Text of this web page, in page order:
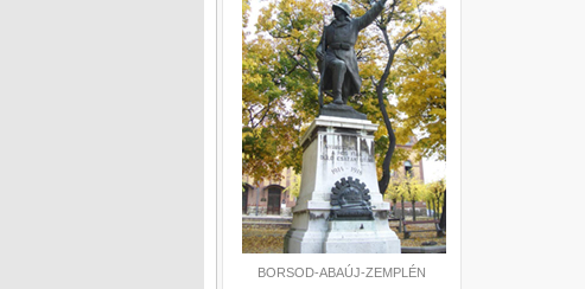
BORSOD-ABAÚJ-ZEMPLÉN